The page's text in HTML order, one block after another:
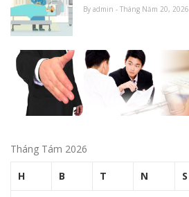
By admin - Tháng Năm 20, 2026
Tháng Tám 2026
H B T N S